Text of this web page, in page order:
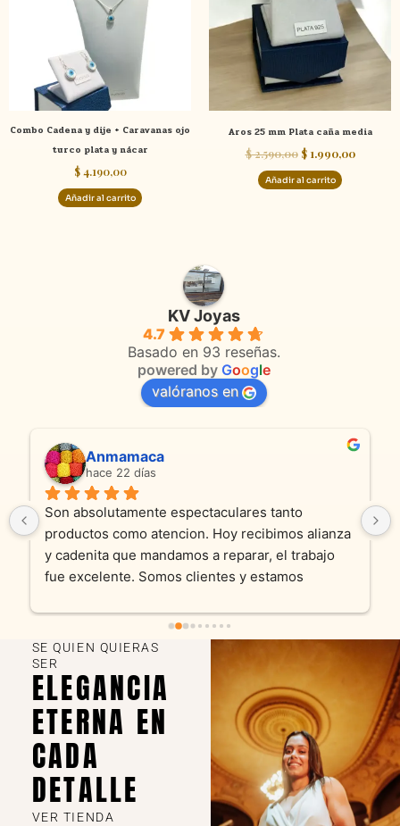
Combo Cadena y dije + Caravanas ojo
turco plata y nácar
$4.190,00
Añadir al carrito
Aros 25 mm Plata caña media
$2.590,00 $1.990,00
Añadir al carrito
KV Joyas
4.7
Basado en 93 reseñas.
powered by Google
valóranos en
Anmamaca
hace 22 días
Son absolutamente espectaculares tanto
productos como atencion. Hoy recibimos alianza
y cadenita que mandamos a reparar, el trabajo
fue excelente. Somos clientes y estamos
SE QUIEN QUIERAS
SER
ELEGANCIA
ETERNA EN
CADA
DETALLE
VER TIENDA